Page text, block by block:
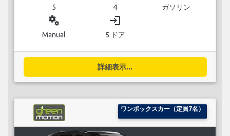
5 4 ガソリン
miscellaneous_services
Manual
login
5 ドア
詳細表示...
ワンボックスカー（定員7名）